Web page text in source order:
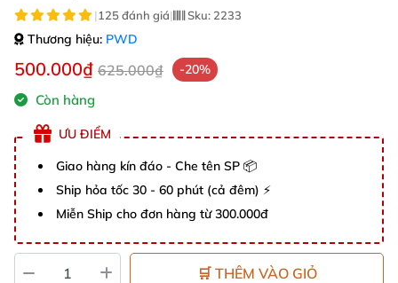
|125 đánh giá| Sku: 2233
Thương hiệu: PWD
500.000₫ 625.000₫ -20%
Còn hàng
ƯU ĐIỂM
Giao hàng kín đáo - Che tên SP 📦
Ship hỏa tốc 30 - 60 phút (cả đêm) ⚡
Miễn Ship cho đơn hàng từ 300.000đ
🛒 THÊM VÀO GIỎ